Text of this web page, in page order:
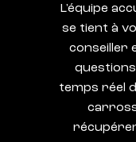
L'équipe
se tient à
conseiller
temps réel